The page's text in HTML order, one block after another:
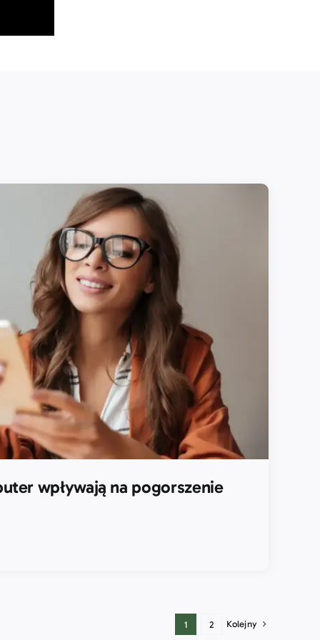
wpływają na pogorszenie
1 2 Kolejny